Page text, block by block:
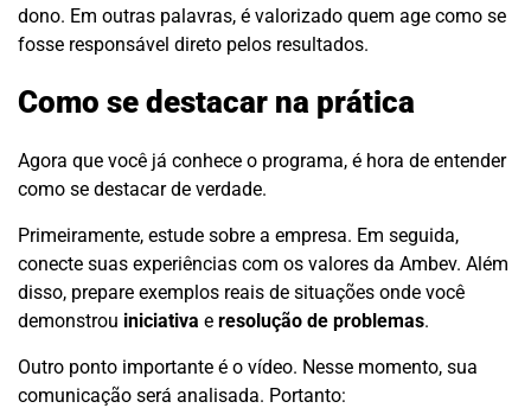
dono. Em outras palavras, é valorizado quem age como se
fosse responsável direto pelos resultados.
Como se destacar na prática
Agora que você já conhece o programa, é hora de entender
como se destacar de verdade.
Primeiramente, estude sobre a empresa. Em seguida,
conecte suas experiências com os valores da Ambev. Além
disso, prepare exemplos reais de situações onde você
demonstrou iniciativa e resolução de problemas.
Outro ponto importante é o vídeo. Nesse momento, sua
comunicação será analisada. Portanto: